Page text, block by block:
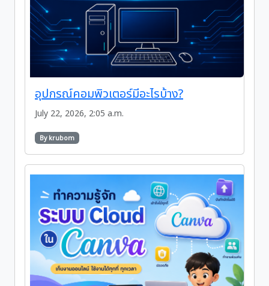
อุปกรณ์คอมพิวเตอร์มีอะไรบ้าง?
July 22, 2026, 2:05 a.m.
By krubom